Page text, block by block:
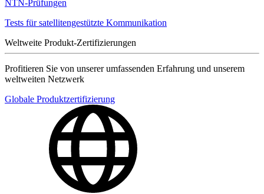
NTN-Prüfungen
Tests für satellitengestützte Kommunikation
Weltweite Produkt-Zertifizierungen
Profitieren Sie von unserer umfassenden Erfahrung und unserem
weltweiten Netzwerk
Globale Produktzertifizierung